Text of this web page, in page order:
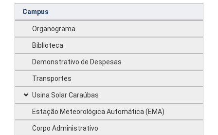
Campus
Organograma
Biblioteca
Demonstrativo de Despesas
Transportes
Usina Solar Caraúbas
Estação Meteorológica Automática (EMA)
Corpo Administrativo